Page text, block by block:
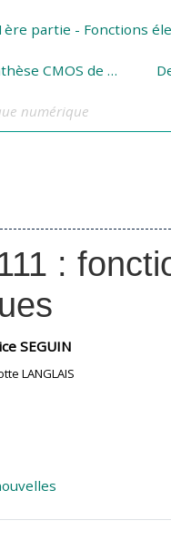
section
3ème partie - synthèse CMOS de circuits combinatoires
numérique
:
SEGUIN
LANGLAIS